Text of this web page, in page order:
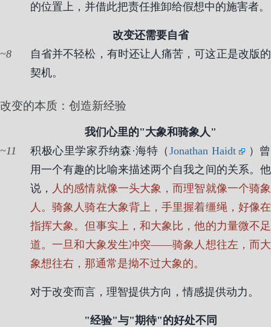
的位置上，并借此把责任推卸给假想中的施害者。
改变还需要自省
8
自省并不轻松，有时还让人痛苦，可这正是改版的
契机。
改变的本质：创造新经验
我们心里的"大象和骑象人"
11
积极心里学家乔纳森·海特（ Jonathan Haidt
）曾
用一个有趣的比喻来描述两个自我之间的关系。他
说， 人的感情就像一头大象，而理智就像一个骑象
人。骑象人骑在大象背上，手里握着缰绳，好像在
指挥大象。但事实上，和大象比，他的力量微不足
道。一旦和大象发生冲突——骑象人想往左，而大
象想往右，那通常是拗不过大象的。
对于改变而言，理智提供方向，情感提供动力。
"经验"与"期待"的好处不同